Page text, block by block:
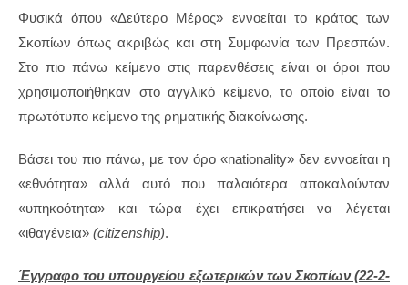
Φυσικά όπου «Δεύτερο Μέρος» εννοείται το κράτος των
Σκοπίων όπως ακριβώς και στη Συμφωνία των Πρεσπών.
Στο πιο πάνω κείμενο στις παρενθέσεις είναι οι όροι που
χρησιμοποιήθηκαν στο αγγλικό κείμενο, το οποίο είναι το
πρωτότυπο κείμενο της ρηματικής διακοίνωσης.
Βάσει του πιο πάνω, με τον όρο «nationality» δεν εννοείται η
«εθνότητα» αλλά αυτό που παλαιότερα αποκαλούνταν
«υπηκοότητα» και τώρα έχει επικρατήσει να λέγεται
«ιθαγένεια» (citizenship).
Έγγραφο του υπουργείου εξωτερικών των Σκοπίων (22-2-